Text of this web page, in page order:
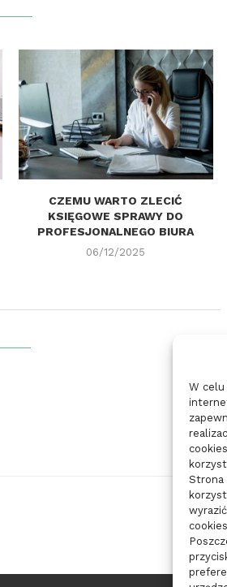
W celu
Strona
CZEMU WARTO ZLECIĆ
KSIĘGOWE SPRAWY DO
PROFESJONALNEGO BIURA
06/12/2025